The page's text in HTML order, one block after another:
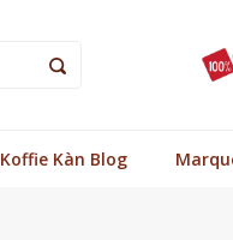
Koffie Kàn Blog